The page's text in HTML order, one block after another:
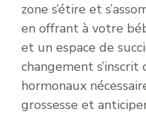
zone s’étire et
en offrant à votre
et un espace de
changement
hormonaux
grossesse et